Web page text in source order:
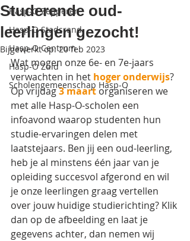
Hasp-O Zepperen
Hasp-O Stadsrand
Hasp-O Centrum
Hasp-O Zuid
Scholengemeenschap Hasp-O
Studerende oud-
leerlingen gezocht!
Bijgewerkt op:20 feb 2023
Wat mogen onze 6e- en 7e-jaars
verwachten in het hoger onderwijs?
Op vrijdag 3 maart organiseren we
met alle Hasp-O-scholen een
infoavond waarop studenten hun
studie-ervaringen delen met
laatstejaars. Ben jij een oud-leerling,
heb je al minstens één jaar van je
opleiding succesvol afgerond en wil
je onze leerlingen graag vertellen
over jouw huidige studierichting? Klik
dan op de afbeelding en laat je
gegevens achter, dan nemen wij